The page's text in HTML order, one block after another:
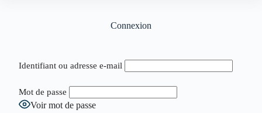
Connexion
Identifiant ou adresse e-mail
Mot de passe
Voir mot de passe